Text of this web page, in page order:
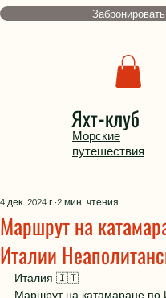
Забронировать
Яхт-клуб
Морские
путешествия
Маршрут на
Италии
4 дек. 2024 г. 2 мин. чтения
Италия 🇮🇹
Маршрут на катамаране по